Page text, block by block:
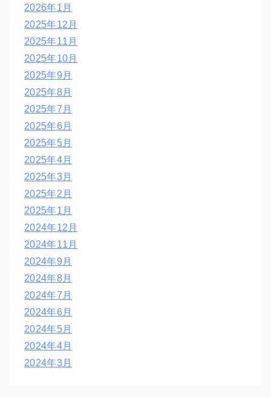
2026年1月
2025年12月
2025年11月
2025年10月
2025年9月
2025年8月
2025年7月
2025年6月
2025年5月
2025年4月
2025年3月
2025年2月
2025年1月
2024年12月
2024年11月
2024年9月
2024年8月
2024年7月
2024年6月
2024年5月
2024年4月
2024年3月